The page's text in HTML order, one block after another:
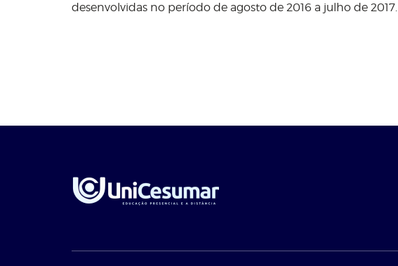
desenvolvidas no período de agosto de 2016 a julho de 2017.